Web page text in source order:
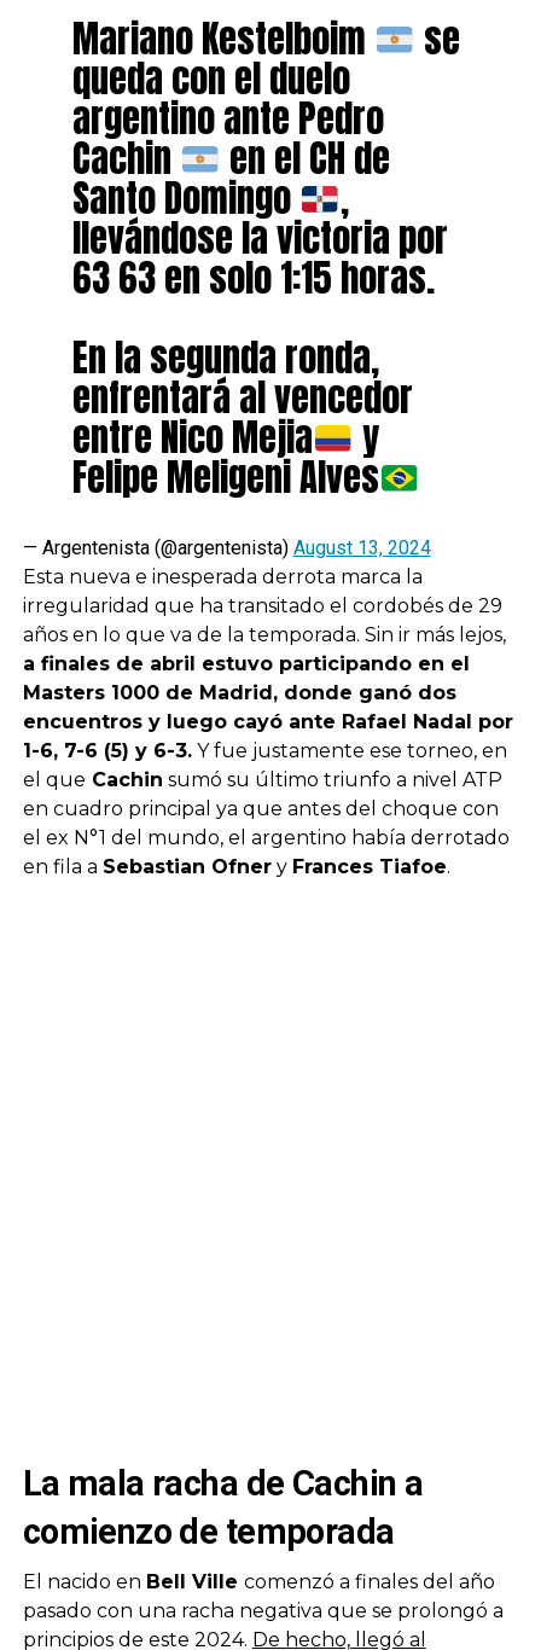
Mariano Kestelboim se
queda con el duelo
argentino ante Pedro
Cachin en el CH de
Santo Domingo ,
llevándose la victoria por
63 63 en solo 1:15 horas.
En la segunda ronda,
enfrentará al vencedor
entre Nico Mejia y
Felipe Meligeni Alves
— Argentenista (@argentenista) August 13, 2024
Esta nueva e inesperada derrota marca la
irregularidad que ha transitado el cordobés de 29
años en lo que va de la temporada. Sin ir más lejos,
a finales de abril estuvo participando en el
Masters 1000 de Madrid, donde ganó dos
encuentros y luego cayó ante Rafael Nadal por
1-6, 7-6 (5) y 6-3.Y fue justamente ese torneo, en
el que Cachin sumó su último triunfo a nivel ATP
en cuadro principal ya que antes del choque con
el ex N°1 del mundo, el argentino había derrotado
en fila a Sebastian Ofnery Frances Tiafoe.
La mala racha de Cachin a
comienzo de temporada
El nacido en Bell Ville comenzó a finales del año
pasado con una racha negativa que se prolongó a
principios de este 2024. De hecho, llegó al